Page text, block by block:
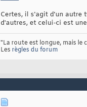
Certes, il s'agit d'un autre
d'autres, et celui-ci est
"La route est longue, mais le
Les règles du forum